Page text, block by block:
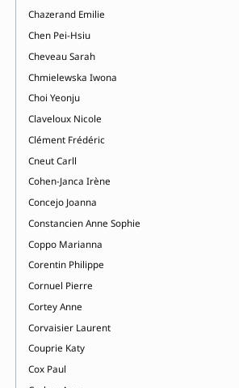
Chazerand Emilie
Chen Pei-Hsiu
Cheveau Sarah
Chmielewska Iwona
Choi Yeonju
Claveloux Nicole
Clément Frédéric
Cneut Carll
Cohen-Janca Irène
Concejo Joanna
Constancien Anne Sophie
Coppo Marianna
Corentin Philippe
Cornuel Pierre
Cortey Anne
Corvaisier Laurent
Couprie Katy
Cox Paul